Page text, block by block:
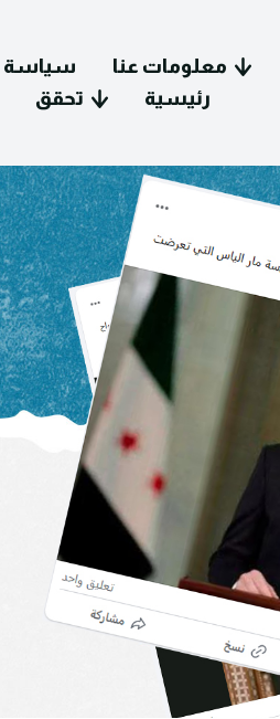
سياسة
معلومات عنا
تحقق رئيسية